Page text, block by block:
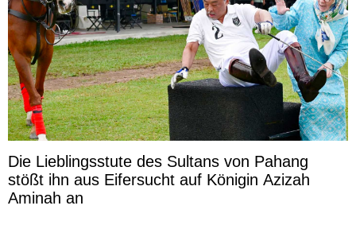
Die Lieblingsstute des Sultans von Pahang
stößt ihn aus Eifersucht auf Königin Azizah
Aminah an